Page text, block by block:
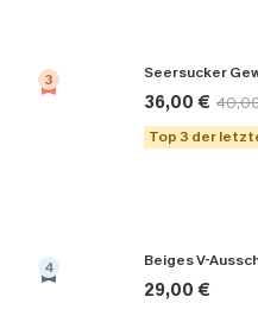
3 Seersucker
36,00 €
Top 3 der
4 Beiges V-
29,00 €